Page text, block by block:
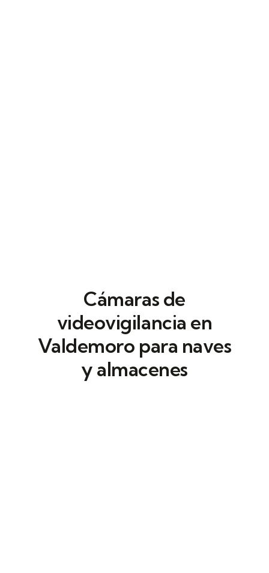
Cámaras de
videovigilancia en
Valdemoro para naves
y almacenes